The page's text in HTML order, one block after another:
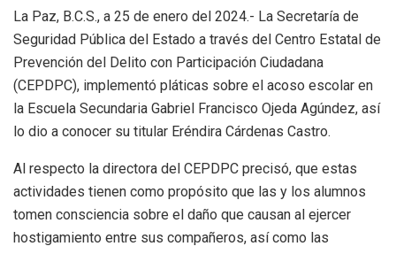
La Paz, B.C.S., a 25 de enero del 2024.- La Secretaría de
Seguridad Pública del Estado a través del Centro Estatal de
Prevención del Delito con Participación Ciudadana
(CEPDPC), implementó pláticas sobre el acoso escolar en
la Escuela Secundaria Gabriel Francisco Ojeda Agúndez, así
lo dio a conocer su titular Eréndira Cárdenas Castro.
Al respecto la directora del CEPDPC precisó, que estas
actividades tienen como propósito que las y los alumnos
tomen consciencia sobre el daño que causan al ejercer
hostigamiento entre sus compañeros, así como las